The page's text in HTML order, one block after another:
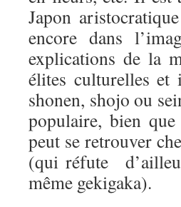
Japon
encore dans
explications de la
élites culturelles
shonen, shojo ou
populaire, bien
peut se retrouver
(qui réfute
même gekigaka).